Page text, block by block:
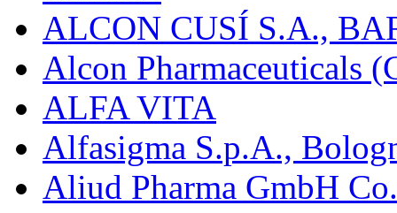
ALCON CUSÍ S.A.,
Alcon Pharmaceuticals
ALFA VITA
Alfasigma S.p.A.,
Aliud Pharma GmbH